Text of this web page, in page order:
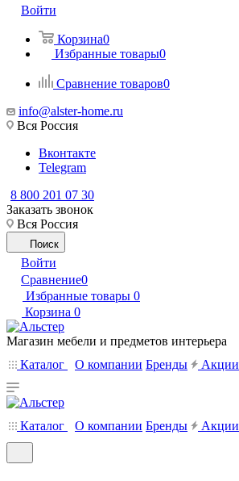
Войти
Корзина0
Избранные товары0
Сравнение товаров0
info@alster-home.ru
Вся Россия
Вконтакте
Telegram
8 800 201 07 30
Заказать звонок
Вся Россия
Поиск
Войти
Сравнение0
Избранные товары 0
Корзина 0
Магазин мебели и предметов интерьера
Каталог
О компании Бренды Акции
Каталог О компании Бренды Акции